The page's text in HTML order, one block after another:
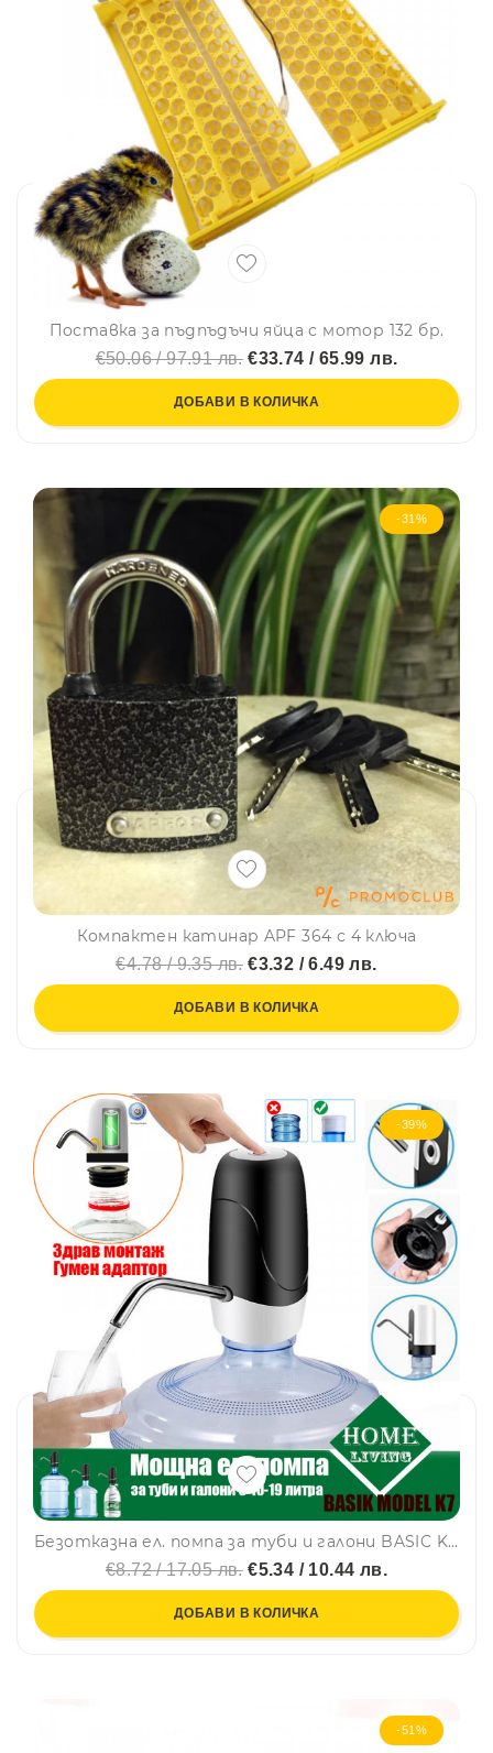
Поставка за пъдпъдъчи яйца с мотор 132 бр.
€50.06 / 97.91 лв.€33.74 / 65.99 лв.
ДОБАВИ В КОЛИЧКА
-31%
Компактен катинар APF 364 с 4 ключа
€4.78 / 9.35 лв.€3.32 / 6.49 лв.
ДОБАВИ В КОЛИЧКА
-39%
Безотказна ел. помпа за туби и галони BASIC K7, здрав монтаж с гумен тампон в комплекта, USB презареждаема, H2O
€8.72 / 17.05 лв.€5.34 / 10.44 лв.
ДОБАВИ В КОЛИЧКА
-51%